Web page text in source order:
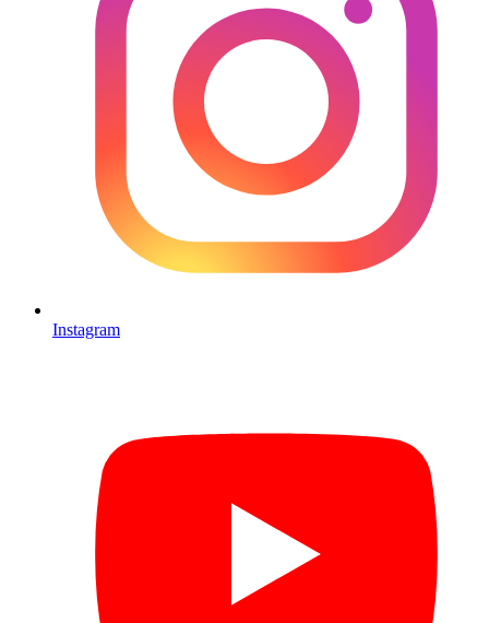
Instagram